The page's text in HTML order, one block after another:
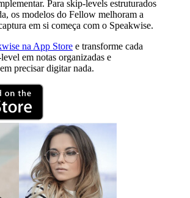
Para skip-levels estruturados
os modelos do Fellow melhoram a
em si começa com o Speakwise.
na App Store e transforme cada
em notas organizadas e
precisar digitar nada.